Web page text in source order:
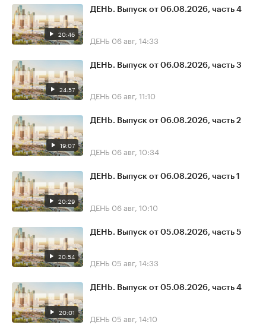
20:46
ДЕНЬ. Выпуск от 06.08.2026, часть 4
ДЕНЬ 06 авг, 14:33
24:57
ДЕНЬ. Выпуск от 06.08.2026, часть 3
ДЕНЬ 06 авг, 11:10
19:07
ДЕНЬ. Выпуск от 06.08.2026, часть 2
ДЕНЬ 06 авг, 10:34
20:29
ДЕНЬ. Выпуск от 06.08.2026, часть 1
ДЕНЬ 06 авг, 10:10
20:54
ДЕНЬ. Выпуск от 05.08.2026, часть 5
ДЕНЬ 05 авг, 14:33
20:01
ДЕНЬ. Выпуск от 05.08.2026, часть 4
ДЕНЬ 05 авг, 14:10